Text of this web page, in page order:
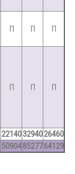
П П П
П П П
221403294026460
509048527764129